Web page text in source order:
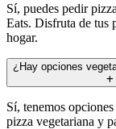
Sí, puedes pedir
Eats. Disfruta de tus
hogar.
¿Hay opciones
Sí, tenemos
pizza vegetariana y